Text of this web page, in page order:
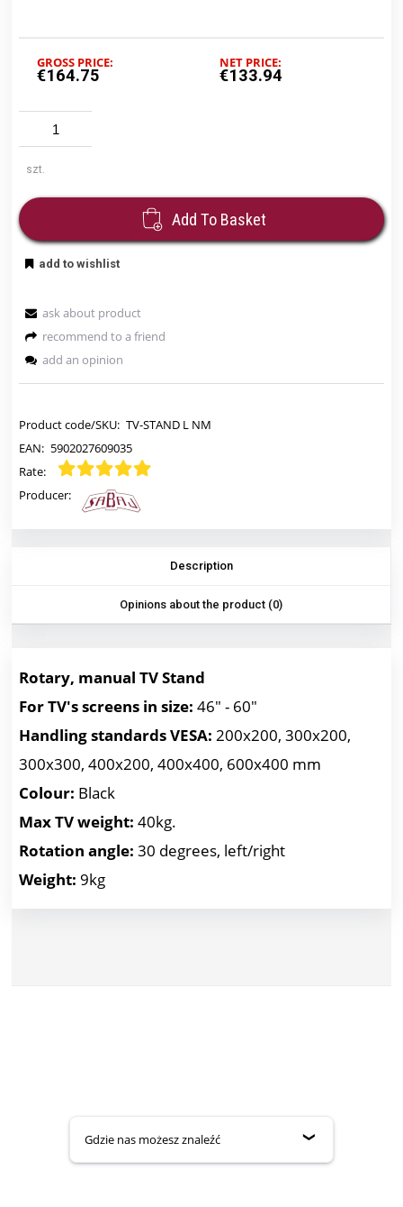
GROSS PRICE:
€164.75
NET PRICE:
€133.94
szt.
Add To Basket
add to wishlist
Product code/SKU: TV-STAND L NM
EAN: 5902027609035
Rate:
Producer:
ask about product
recommend to a friend
add an opinion
Description
Opinions about the product (0)
Rotary, manual TV Stand
For TV's screens in size: 46" - 60"
Handling standardsVESA: 200x200, 300x200,
300x300, 400x200, 400x400, 600x400 mm
Colour: Black
Max TV weight: 40kg.
Rotation angle: 30 degrees, left/right
Weight: 9kg
Gdzie nas możesz znaleźć